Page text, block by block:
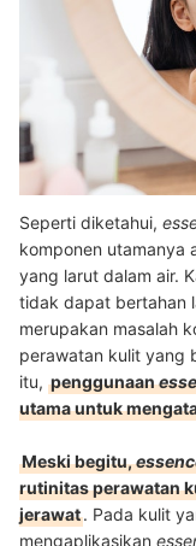
Seperti diketahui,
komponen utamanya
yang larut dalam air.
tidak dapat bertahan
merupakan masalah
perawatan kulit yang
itu, penggunaan
utama untuk
Meski begitu,
rutinitas perawatan
jerawat. Pada kulit
mengaplikasikan